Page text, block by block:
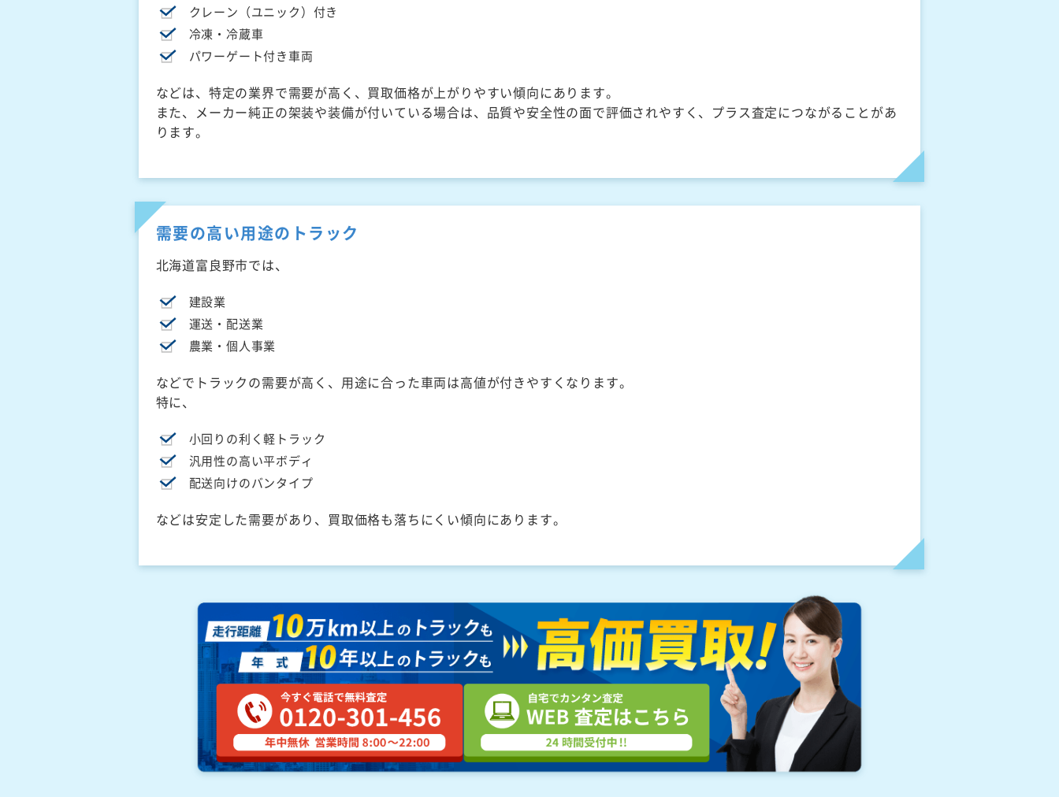
クレーン（ユニック）付き
冷凍・冷蔵車
パワーゲート付き車両
などは、特定の業界で需要が高く、買取価格が上がりやすい傾向にあります。
また、メーカー純正の架装や装備が付いている場合は、品質や安全性の面で評価されやすく、プラス査定につながることがあ
ります。
需要の高い用途のトラック
北海道富良野市では、
建設業
運送・配送業
農業・個人事業
などでトラックの需要が高く、用途に合った車両は高値が付きやすくなります。
特に、
小回りの利く軽トラック
汎用性の高い平ボディ
配送向けのバンタイプ
などは安定した需要があり、買取価格も落ちにくい傾向にあります。